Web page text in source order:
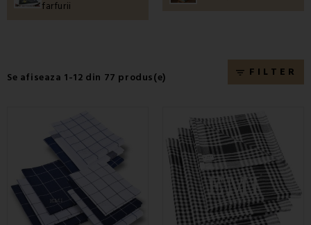
farfurii
filter_list FILTER
Se afiseaza 1-12 din 77 produs(e)